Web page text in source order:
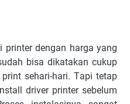
рrіntеr dеngаn hаrgа уаng
bіѕа dіkаtаkаn сukuр
ѕеhаrі-hаrі. Tарі tetap
drіvеr printer sebelum